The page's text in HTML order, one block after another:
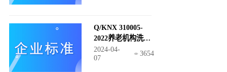
Q/KNX 310005-
2022养老机构洗涤
服务规范
2024-04-
07
3654